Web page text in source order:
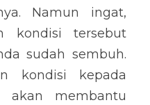
Namun ingat,
kondisi tersebut
sudah sembuh.
kondisi kepada
akan membantu